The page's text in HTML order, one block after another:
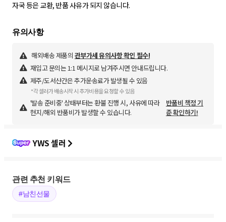
자국 등은 교환, 반품 사유가 되지 않습니다.
유의사항
해외배송 제품의 관부가세 유의사항 확인 필수!
재입고 문의는 1:1 메시지로 남겨주시면 안내드립니다.
제주/도서산간은 추가운송료가 발생될 수 있음
*각 셀러가 배송시작 시 추가비용을 요청할 수 있음
'발송 준비중' 상태부터는 환불 진행 시, 사유에 따라
현지/해외 반품비가 발생할 수 있습니다.
반품비 책정 기
준 확인하기!
YWS 셀러
관련 추천 키워드
#남친선물